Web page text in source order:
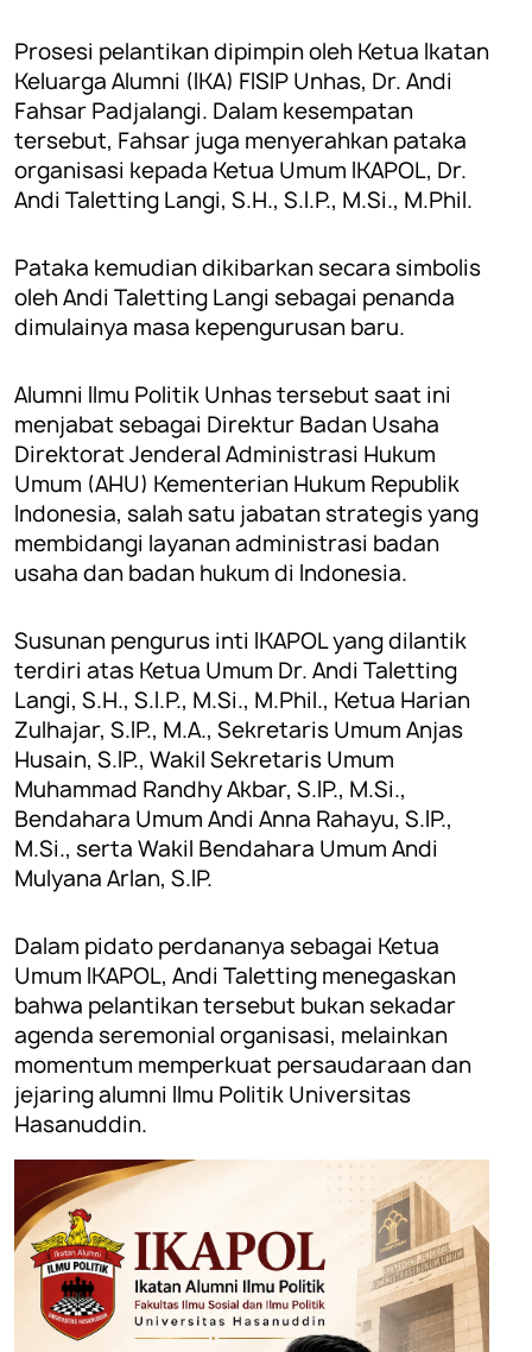
Prosesi pelantikan dipimpin oleh Ketua Ikatan
Keluarga Alumni (IKA) FISIP Unhas, Dr. Andi
Fahsar Padjalangi. Dalam kesempatan
tersebut, Fahsar juga menyerahkan pataka
organisasi kepada Ketua Umum IKAPOL, Dr.
Andi Taletting Langi, S.H., S.I.P., M.Si., M.Phil.
Pataka kemudian dikibarkan secara simbolis
oleh Andi Taletting Langi sebagai penanda
dimulainya masa kepengurusan baru.
Alumni Ilmu Politik Unhas tersebut saat ini
menjabat sebagai Direktur Badan Usaha
Direktorat Jenderal Administrasi Hukum
Umum (AHU) Kementerian Hukum Republik
Indonesia, salah satu jabatan strategis yang
membidangi layanan administrasi badan
usaha dan badan hukum di Indonesia.
Susunan pengurus inti IKAPOL yang dilantik
terdiri atas Ketua Umum Dr. Andi Taletting
Langi, S.H., S.I.P., M.Si., M.Phil., Ketua Harian
Zulhajar, S.IP., M.A., Sekretaris Umum Anjas
Husain, S.IP., Wakil Sekretaris Umum
Muhammad Randhy Akbar, S.IP., M.Si.,
Bendahara Umum Andi Anna Rahayu, S.IP.,
M.Si., serta Wakil Bendahara Umum Andi
Mulyana Arlan, S.IP.
Dalam pidato perdananya sebagai Ketua
Umum IKAPOL, Andi Taletting menegaskan
bahwa pelantikan tersebut bukan sekadar
agenda seremonial organisasi, melainkan
momentum memperkuat persaudaraan dan
jejaring alumni Ilmu Politik Universitas
Hasanuddin.